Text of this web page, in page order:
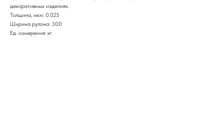
декоративных изделиях.
Толщина, мкм: 0.025
Ширина рулона: 300
Ед. измерения: кг